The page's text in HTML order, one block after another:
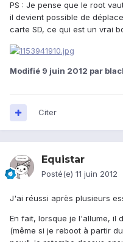
PS : Je pense que le root
il devient possible de
carte SD, ce qui est un vrai
Modifié 9 juin 2012 par
Citer
Equistar
Posté(e) 11 juin 2012
J'ai réussi après plusieurs
En fait, lorsque je l'allume, il
(même si je reboot à partir